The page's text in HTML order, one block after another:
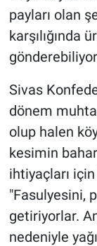
payları olan
karşılığında
Sivas
dönem
olup halen
kesimin
ihtiyaçları
"Fasulyesini,
getiriyorlar.
nedeniyle